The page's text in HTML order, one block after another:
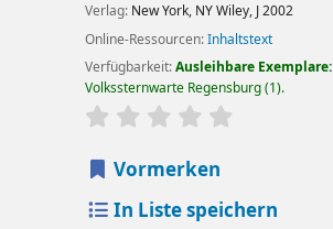
Verlag: New York, NYWiley, J2002
Online-Ressourcen:Inhaltstext
Verfügbarkeit:Ausleihbare Exemplare:
Volkssternwarte Regensburg(1).
Sternchenbewertung
Vormerken
In Liste speichern